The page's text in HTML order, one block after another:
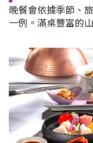
晚餐會依據季節、
一例。滿桌豐富的